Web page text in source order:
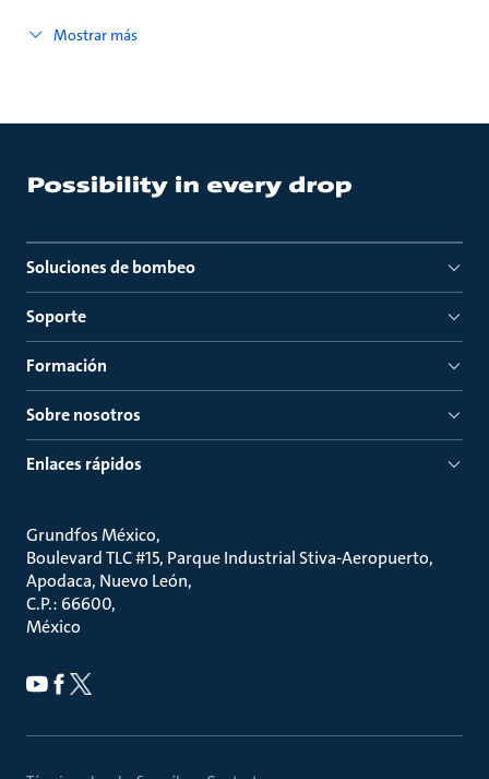
Mostrar más
Soluciones de bombeo
Soporte
Formación
Sobre nosotros
Enlaces rápidos
Grundfos México
Boulevard TLC #15, Parque Industrial Stiva-Aeropuerto,
Apodaca, Nuevo León
C.P.: 66600
México